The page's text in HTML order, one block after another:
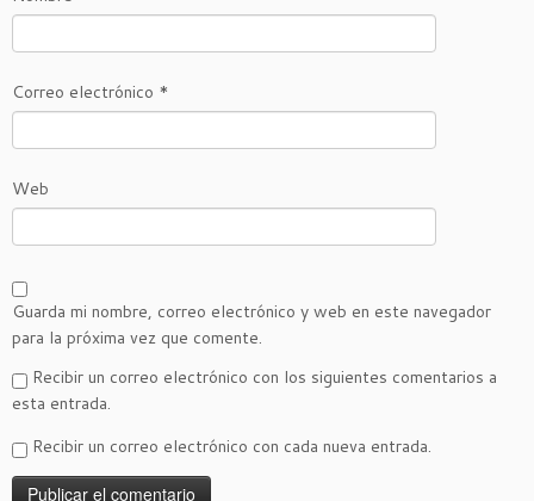
Correo electrónico *
Web
Guarda mi nombre, correo electrónico y web en este navegador
para la próxima vez que comente.
Recibir un correo electrónico con los siguientes comentarios a
esta entrada.
Recibir un correo electrónico con cada nueva entrada.